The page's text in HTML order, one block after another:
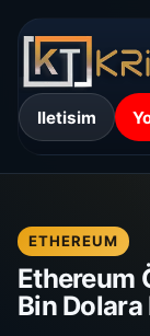
Iletisim
ETHEREUM
Ethereum
Bin